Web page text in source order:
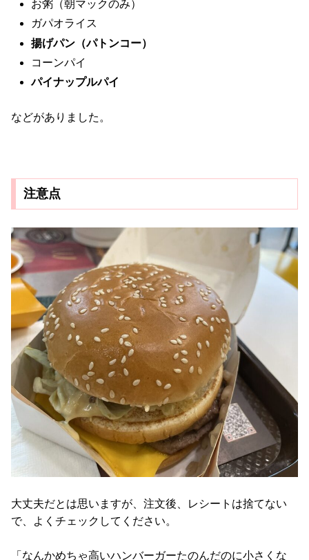
お粥（朝マックのみ）
ガパオライス
揚げパン（パトンコー）
コーンパイ
パイナップルパイ
などがありました。
注意点
大丈夫だとは思いますが、注文後、レシートは捨てない
で、よくチェックしてください。
「なんかめちゃ高いハンバーガーたのんだのに小さくな